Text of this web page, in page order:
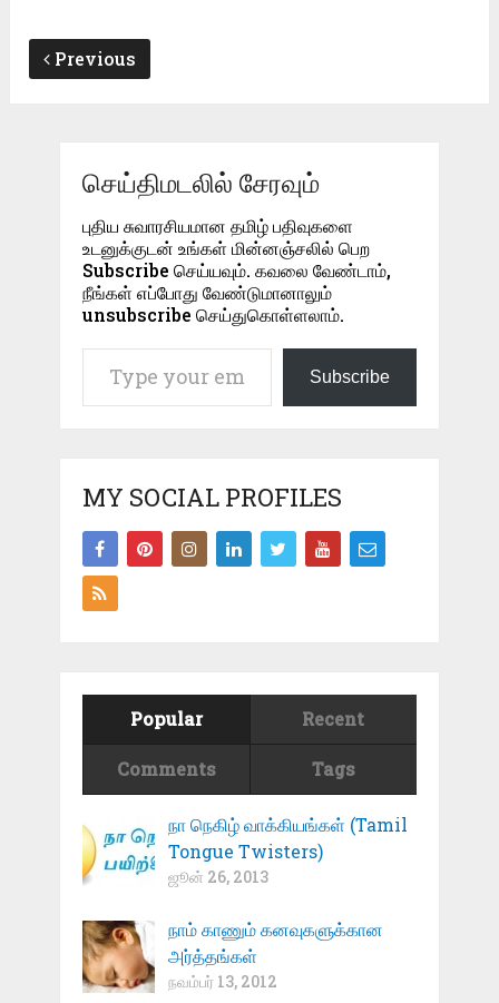
Previous
செய்திமடலில் சேரவும்
புதிய சுவாரசியமான தமிழ் பதிவுகளை
உடனுக்குடன் உங்கள் மின்னஞ்சலில் பெற
Subscribe செய்யவும். கவலை வேண்டாம்,
நீங்கள் எப்போது வேண்டுமானாலும்
unsubscribe செய்துகொள்ளலாம்.
Type your email…
Subscribe
MY SOCIAL PROFILES
Popular Recent
Comments Tags
நா நெகிழ் வாக்கியங்கள் (Tamil
Tongue Twisters)
ஜூன் 26, 2013
நாம் காணும் கனவுகளுக்கான
அர்த்தங்கள்
நவம்பர் 13, 2012